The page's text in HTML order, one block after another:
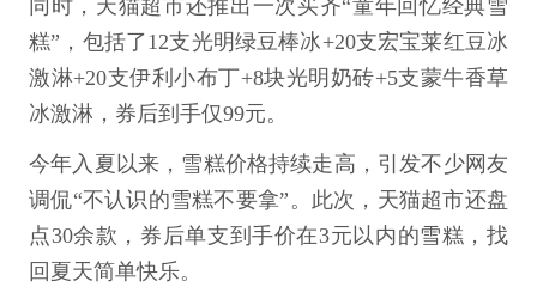
同时，天猫超市还推出一次买齐“童年回忆经典雪
糕”，包括了12支光明绿豆棒冰+20支宏宝莱红豆冰
激淋+20支伊利小布丁+8块光明奶砖+5支蒙牛香草
冰激淋，券后到手仅99元。
今年入夏以来，雪糕价格持续走高，引发不少网友
调侃“不认识的雪糕不要拿”。此次，天猫超市还盘
点30余款，券后单支到手价在3元以内的雪糕，找
回夏天简单快乐。